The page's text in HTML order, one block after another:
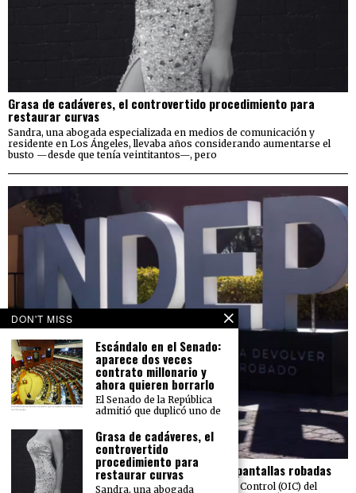
Grasa de cadáveres, el controvertido procedimiento para
restaurar curvas
Sandra, una abogada especializada en medios de comunicación y
residente en Los Ángeles, llevaba años considerando aumentarse el
busto —desde que tenía veintitantos—, pero
El Indep pierde más de 23 mdp en carros y pantallas robadas
Una auditoría realizada por el Órgano Interno de Control (OIC) del
DON'T MISS
Escándalo en el Senado:
aparece dos veces
contrato millonario y
ahora quieren borrarlo
El Senado de la República
admitió que duplicó uno de
Grasa de cadáveres, el
controvertido
procedimiento para
restaurar curvas
Sandra, una abogada